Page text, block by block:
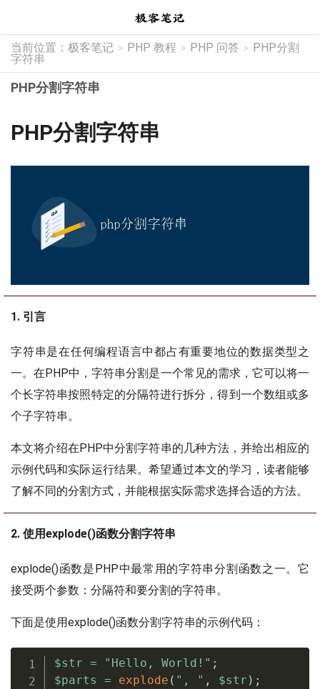
当前位置： 极客笔记 > PHP 教程 > PHP 问答 > PHP分割
字符串
PHP分割字符串
PHP分割字符串
1. 引言
字符串是在任何编程语言中都占有重要地位的数据类型之
一。在PHP中，字符串分割是一个常见的需求，它可以将一
个长字符串按照特定的分隔符进行拆分，得到一个数组或多
个子字符串。
本文将介绍在PHP中分割字符串的几种方法，并给出相应的
示例代码和实际运行结果。希望通过本文的学习，读者能够
了解不同的分割方式，并能根据实际需求选择合适的方法。
2. 使用explode()函数分割字符串
explode()函数是PHP中最常用的字符串分割函数之一。它
接受两个参数：分隔符和要分割的字符串。
下面是使用explode()函数分割字符串的示例代码：
$str = "Hello, World!" ;
$parts
= explode ( ", " , $str ) ;